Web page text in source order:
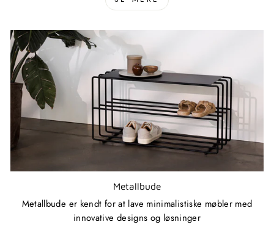
Metallbude
Metallbude er kendt for at lave minimalistiske møbler med
innovative designs og løsninger